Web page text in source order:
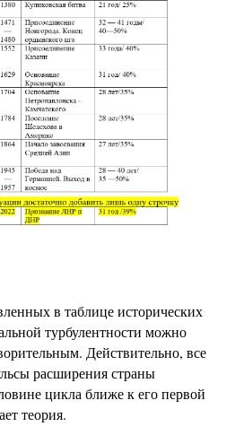
в таблице исторических
турбулентности можно
Действительно, все
расширения страны
цикла ближе к его первой
теория.